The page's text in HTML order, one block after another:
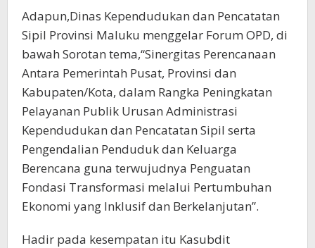
Adapun,Dinas Kependudukan dan Pencatatan
Sipil Provinsi Maluku menggelar Forum OPD, di
bawah Sorotan tema,“Sinergitas Perencanaan
Antara Pemerintah Pusat, Provinsi dan
Kabupaten/Kota, dalam Rangka Peningkatan
Pelayanan Publik Urusan Administrasi
Kependudukan dan Pencatatan Sipil serta
Pengendalian Penduduk dan Keluarga
Berencana guna terwujudnya Penguatan
Fondasi Transformasi melalui Pertumbuhan
Ekonomi yang Inklusif dan Berkelanjutan”.
Hadir pada kesempatan itu Kasubdit